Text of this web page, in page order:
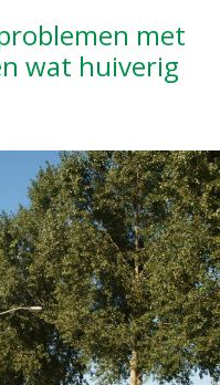
met
wat huiverig